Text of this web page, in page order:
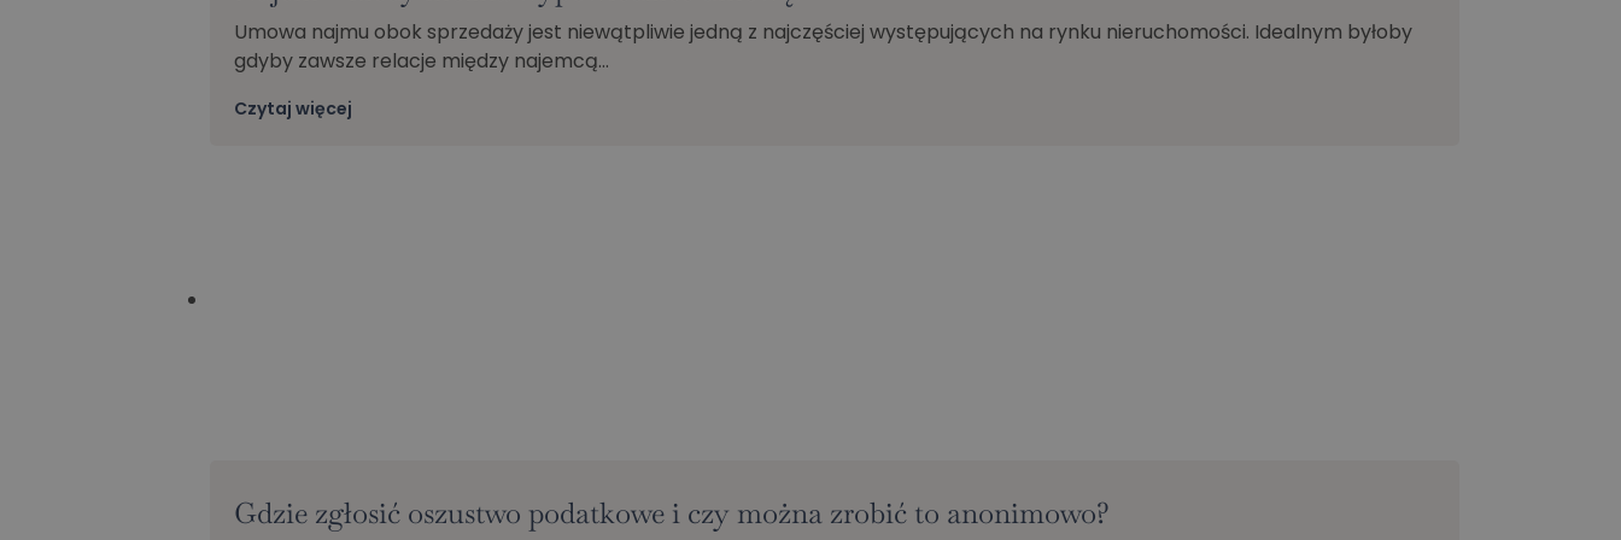
Umowa najmu obok sprzedaży jest niewątpliwie jedną z najczęściej występujących na rynku nieruchomości. Idealnym byłoby
gdyby zawsze relacje między najemcą…
Czytaj więcej
Gdzie zgłosić oszustwo podatkowe i czy można zrobić to anonimowo?